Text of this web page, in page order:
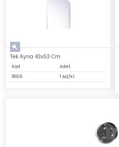
Tek Ayna 43x53 Cm
Kod
Adet
1896
1 Ad/Kl